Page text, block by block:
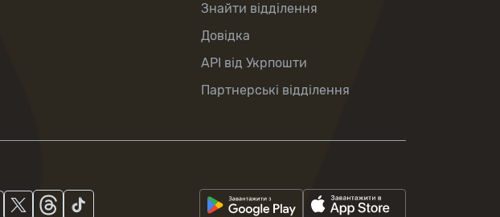
Знайти відділення
Довідка
API від Укрпошти
Партнерські відділення